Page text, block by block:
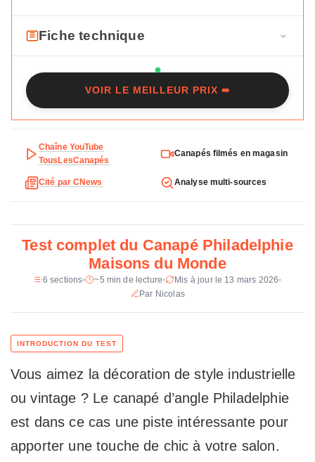
Fiche technique
c
e
e
h
u
n
a
p
P
h
l
Maisons du Monde
Modele Philadelphie
Type Angle 3/4 places
Revetement
Suedine marron, tissu gris chine ou
Hauteur d'assise
VOIR LE MEILLEUR PRIX ➠
Chaîne YouTube
TousLesCanapés
Canapés filmés en magasin
Cité par CNews Analyse multi-sources
Test complet du Canapé Philadelphie
Maisons du Monde
6 sections ~5 min de lecture
Mis à jour le 13 mars 2026
Par Nicolas
Vous aimez la décoration de style industrielle
ou vintage ? Le canapé d’angle Philadelphie
est dans ce cas une piste intéressante pour
apporter une touche de chic à votre salon.